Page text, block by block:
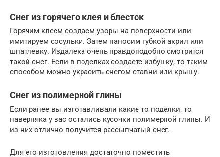
Снег из горячего клея и блесток
Горячим клеем создаем узоры на поверхности или
имитируем сосульки. Затем наносим губкой акрил или
шпатлевку. Издалека очень правдоподобно смотрится
такой снег. Если в поделках создаете избушку, то таким
способом можно украсить снегом ставни или крышу.
Снег из полимерной глины
Если ранее вы изготавливали какие то поделки, то
наверняка у вас остались кусочки полимерной глины. И
из них отлично получится рассыпчатый снег.
Для его изготовления достаточно поместить